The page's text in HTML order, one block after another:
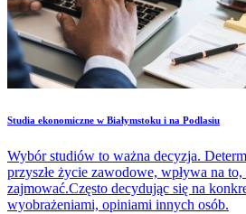
Studia ekonomiczne w Białymstoku i na Podlasiu
Wybór studiów to ważna decyzja.
przyszłe życie zawodowe, wpływa na
zajmować.Często decydując się na
wyobrażeniami, opiniami innych osób.